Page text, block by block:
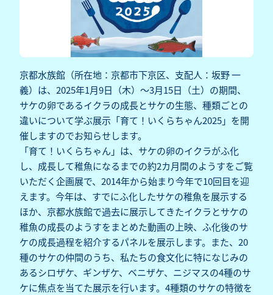
京都水族館（所在地：京都市下京区、支配人：坂野 一
義）は、2025年1月9日（木）～3月15日（土）の期間、
サケの卵であるイクラの成長とサケの生態、種類ごとの
違いについて学ぶ展示「育て！いくらちゃん2025」を開
催しますのでお知らせします。
「育て！いくらちゃん」は、サケの卵のイクラがふ化
し、成長して稚魚になるまでの約2カ月間のようすをご覧
いただく企画展で、2014年から始まり今年で10回目を迎
えます。今年は、すでにふ化したサケの稚魚を展示する
ほか、京都水族館で過去に展示してきたイクラとサケの
稚魚の成長のようすをまとめた動画の上映、ふ化後のサ
ケの成長過程を紹介するパネルを展示します。また、20
種のサケの仲間のうち、私たちの食文化に特になじみの
あるシロザケ、ギンザケ、ベニザケ、ニジマスの4種のサ
ケに焦点を当てた展示を行います。4種類のサケの特徴を